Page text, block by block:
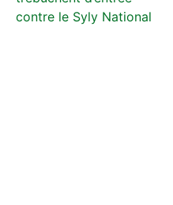
contre le Syly National